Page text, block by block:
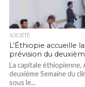
SOCIÉTÉ
L’Éthiopie accueille
prévision du
La capitale éthiopienne,
deuxième Semaine du
sous le...